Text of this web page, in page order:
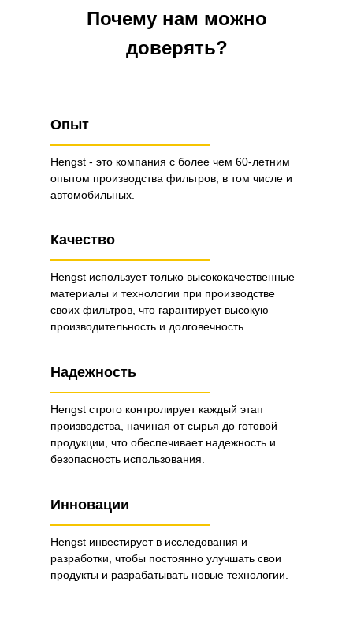
Почему нам можно
доверять?
Опыт
Hengst - это компания с более чем 60-летним
опытом производства фильтров, в том числе и
автомобильных.
Качество
Надежность
Hengst использует только высококачественные
материалы и технологии при производстве
своих фильтров, что гарантирует высокую
производительность и долговечность.
Инновации
Hengst строго контролирует каждый этап
производства, начиная от сырья до готовой
продукции, что обеспечивает надежность и
безопасность использования.
Hengst инвестирует в исследования и
разработки, чтобы постоянно улучшать свои
продукты и разрабатывать новые технологии.